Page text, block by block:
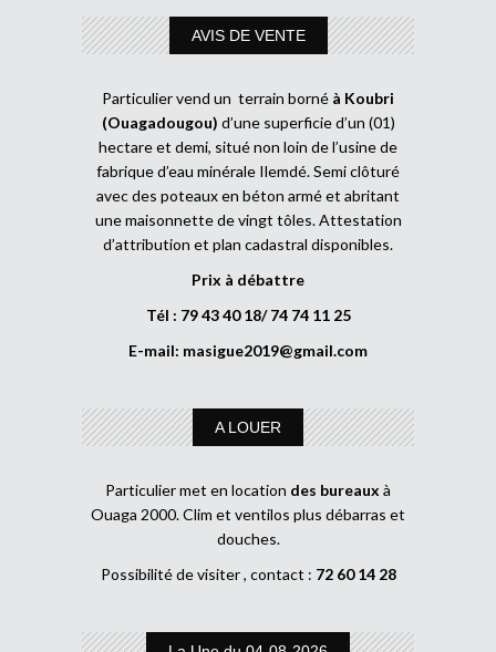
AVIS DE VENTE
Particulier vend un terrain borné à Koubri
(Ouagadougou) d’une superficie d’un (01)
hectare et demi, situé non loin de l’usine de
fabrique d’eau minérale Ilemdé. Semi clôturé
avec des poteaux en béton armé et abritant
une maisonnette de vingt tôles. Attestation
d’attribution et plan cadastral disponibles.
Prix à débattre
Tél : 79 43 40 18/ 74 74 11 25
E-mail: masigue2019@gmail.com
A LOUER
Particulier met en location des bureaux à
Ouaga 2000. Clim et ventilos plus débarras et
douches.
Possibilité de visiter , contact : 72 60 14 28